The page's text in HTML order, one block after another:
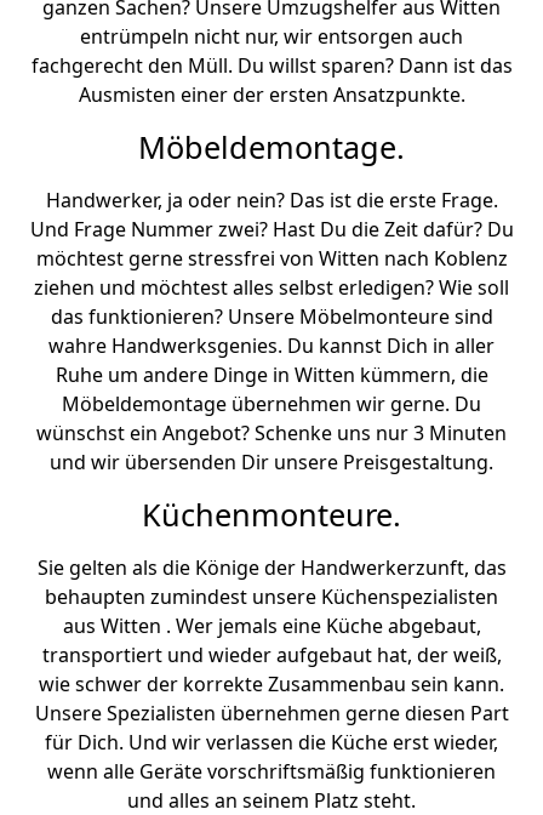
ganzen Sachen? Unsere Umzugshelfer aus Witten
entrümpeln nicht nur, wir entsorgen auch
fachgerecht den Müll. Du willst sparen? Dann ist das
Ausmisten einer der ersten Ansatzpunkte.
Möbeldemontage.
Handwerker, ja oder nein? Das ist die erste Frage.
Und Frage Nummer zwei? Hast Du die Zeit dafür? Du
möchtest gerne stressfrei von Witten nach Koblenz
ziehen und möchtest alles selbst erledigen? Wie soll
das funktionieren? Unsere Möbelmonteure sind
wahre Handwerksgenies. Du kannst Dich in aller
Ruhe um andere Dinge in Witten kümmern, die
Möbeldemontage übernehmen wir gerne. Du
wünschst ein Angebot? Schenke uns nur 3 Minuten
und wir übersenden Dir unsere Preisgestaltung.
Küchenmonteure.
Sie gelten als die Könige der Handwerkerzunft, das
behaupten zumindest unsere Küchenspezialisten
aus Witten . Wer jemals eine Küche abgebaut,
transportiert und wieder aufgebaut hat, der weiß,
wie schwer der korrekte Zusammenbau sein kann.
Unsere Spezialisten übernehmen gerne diesen Part
für Dich. Und wir verlassen die Küche erst wieder,
wenn alle Geräte vorschriftsmäßig funktionieren
und alles an seinem Platz steht.